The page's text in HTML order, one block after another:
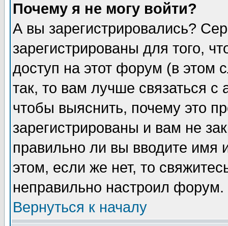
Почему я не могу войти?
А вы зарегистрировались?
зарегистрированы для того,
доступ на этот форум (в этом
так, то вам лучше связаться
чтобы выяснить, почему это
зарегистрированы и вам не
правильно ли вы вводите
этом, если же нет, то
неправильно настроил форум.
Вернуться к началу